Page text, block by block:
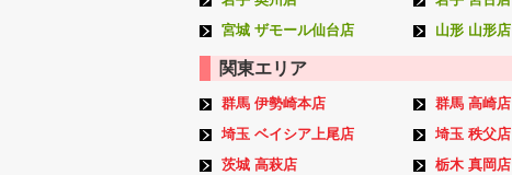
宮城 ザモール仙台店
山形 山形店
関東エリア
群馬 伊勢崎本店 群馬 高崎店
埼玉 ベイシア上尾店
埼玉 秩父店
茨城 高萩店
栃木 真岡店